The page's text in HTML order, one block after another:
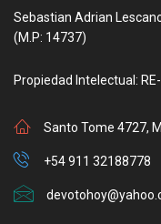
Sebastian Adrian
(M.P: 14737)
Propiedad Intelectual:
Santo Tome 4727,
+54 911 32188778